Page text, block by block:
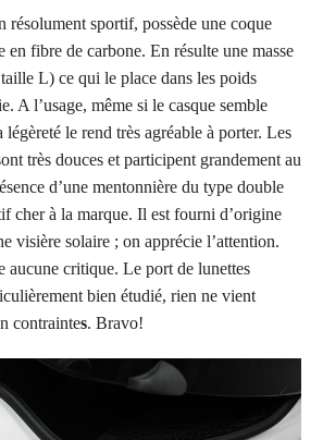
résolument sportif, possède une coque
en fibre de carbone. En résulte une masse
L) ce qui le place dans les poids
A l’usage, même si le casque semble
le rend très agréable à porter. Les
très douces et participent grandement au
d’une mentonnière du type double
cher à la marque. Il est fourni d’origine
visière solaire ; on apprécie l’attention.
aucune critique. Le port de lunettes
bien étudié, rien ne vient
contraintes. Bravo!